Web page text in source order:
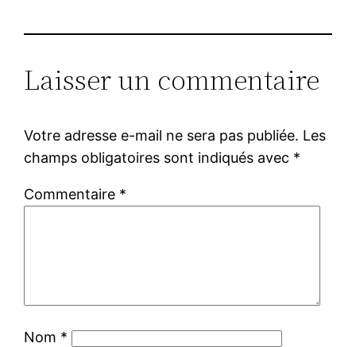
Laisser un commentaire
Votre adresse e-mail ne sera pas publiée. Les
champs obligatoires sont indiqués avec *
Commentaire *
Nom *